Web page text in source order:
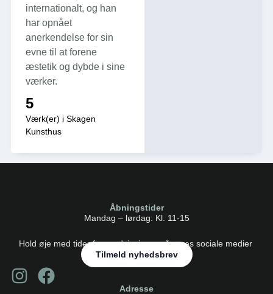
internationalt, og han
har opnået
anerkendelse for sin
evne til at forene
æstetik og dybde i sine
værker.
5
Værk(er) i Skagen
Kunsthus
Åbningstider
Mandag – lørdag: Kl. 11-15
Hold øje med tider for rundvisninger på vores sociale medier
Tilmeld nyhedsbrev
Adresse